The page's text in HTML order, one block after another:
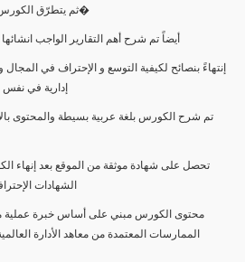
ثم يتطرّق الكورس للجزء الأساسي و هوا شرح لمها�
أيضاً تم شرح أهم التقارير الواجب
إنتهاءً بنصائح لكيفية التوسع و الإحتراف في
إدارية في نفس
تم شرح الكورس بلغة عربية بسيطة والمحتوى
تحصل على شهادة موثقة من الموقع بعد إنهاء
الشهادات
محتوى الكورس مبني على أساس خبرة عملية
الممارسات المعتمدة من معاهد الأدارة